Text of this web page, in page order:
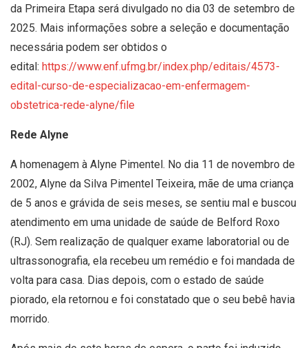
da Primeira Etapa será divulgado no dia 03 de setembro de
2025. Mais informações sobre a seleção e documentação
necessária podem ser obtidos o
edital: https://www.enf.ufmg.br/index.php/editais/4573-
edital-curso-de-especializacao-em-enfermagem-
obstetrica-rede-alyne/file
Rede Alyne
A homenagem à Alyne Pimentel. No dia 11 de novembro de
2002, Alyne da Silva Pimentel Teixeira, mãe de uma criança
de 5 anos e grávida de seis meses, se sentiu mal e buscou
atendimento em uma unidade de saúde de Belford Roxo
(RJ). Sem realização de qualquer exame laboratorial ou de
ultrassonografia, ela recebeu um remédio e foi mandada de
volta para casa. Dias depois, com o estado de saúde
piorado, ela retornou e foi constatado que o seu bebê havia
morrido.